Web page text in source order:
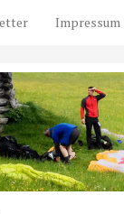
Impressum